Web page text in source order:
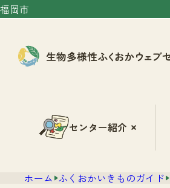
福岡市
センター紹介
ホーム ふくおかいきものガイド